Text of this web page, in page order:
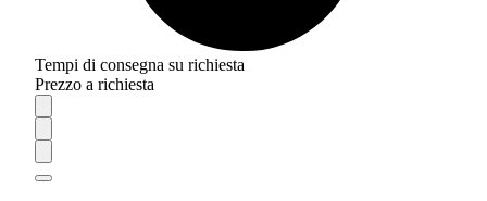
Tempi di consegna su richiesta
Prezzo a richiesta